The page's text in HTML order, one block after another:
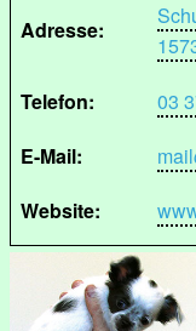
Adresse:
Telefon:
03
E-Mail:
Website: